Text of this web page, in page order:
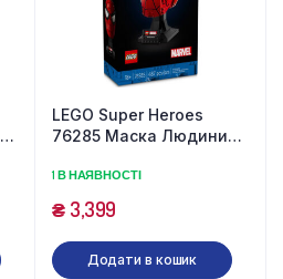
LEGO Super Heroes
76285 Маска Людини-
1 В НАЯВНОСТІ
₴3,399
Додати в кошик